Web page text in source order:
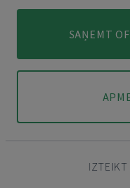
SAŅEMT
IZTEIKT